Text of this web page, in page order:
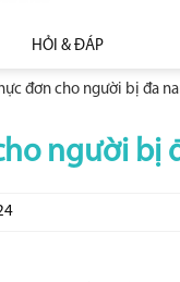
HỎI & ĐÁP
đơn cho người bị đa
người bị